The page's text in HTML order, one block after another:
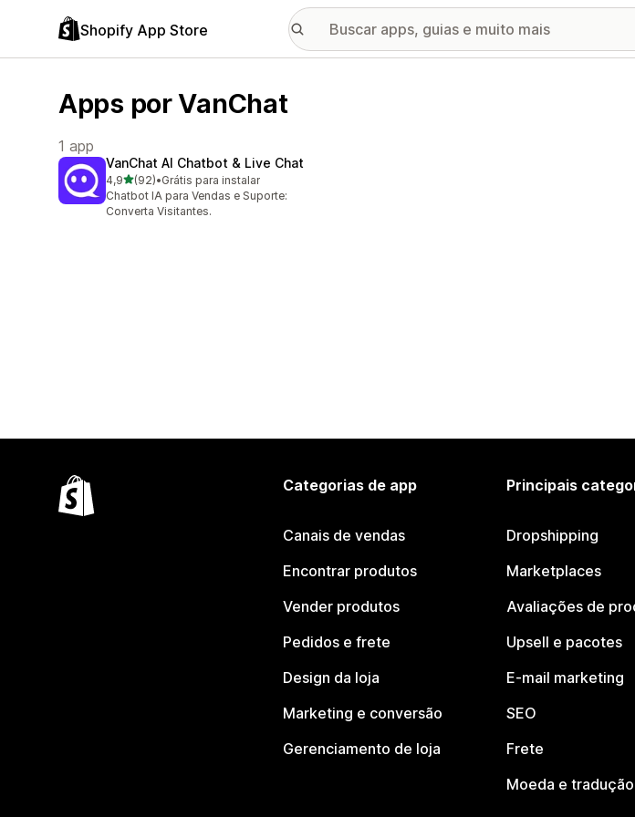
Shopify App Store
Apps por VanChat
1 app
VanChat AI Chatbot & Live Chat
4,9de 5 estrelas
(92)
92 avaliações ao todo
•Grátis para instalar
Chatbot IA para Vendas e Suporte:
Converta Visitantes.
Categorias de app
Canais de vendas
Encontrar produtos
Vender produtos
Pedidos e frete
Design da loja
Marketing e conversão
Gerenciamento de loja
Principais
Dropshipping
Marketplaces
Avaliações de
Upsell e pacotes
E-mail marketing
SEO
Frete
Moeda e tradução